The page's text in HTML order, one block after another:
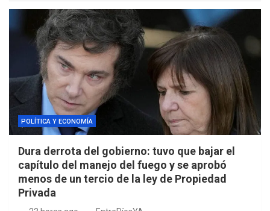
POLÍTICA Y ECONOMÍA
Dura derrota del gobierno: tuvo que bajar el
capítulo del manejo del fuego y se aprobó
menos de un tercio de la ley de Propiedad
Privada